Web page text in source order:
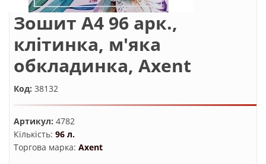
Зошит А4 96 арк.,
клітинка, м'яка
обкладинка, Axent
Код: 38132
Артикул: 4782
Кількість: 96 л.
Торгова марка: Axent